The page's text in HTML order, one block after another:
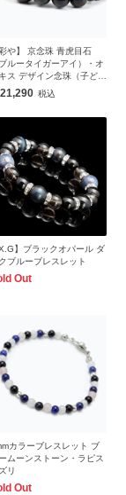
彩や】 京念珠 青虎目石
ブルータイガーアイ）・オ
ス デザイン念珠（子ども
21,290
X.G】ブラックオパール ダ
ブルーブレスレット
Out
カラーブレスレット ブ
ムーンストーン・ラピス
リ
Out